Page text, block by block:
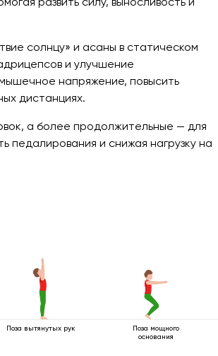
солнцу» и асаны в статическом
и улучшение
напряжение, повысить
дистанциях.
а более продолжительные — для
педалирования и снижая нагрузку на
Поза вытянутых рук
Поза мощного
основания